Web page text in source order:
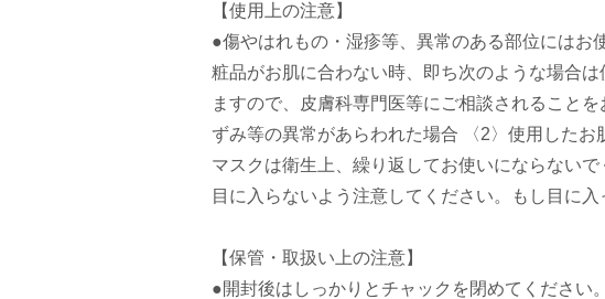
【使用上の注意】
●傷やはれもの・湿疹等、異常のある部位には
粧品がお肌に合わない時、即ち次のような場合
ますので、皮膚科専門医等にご相談されること
ずみ等の異常があらわれた場合 〈2〉使用した
マスクは衛生上、繰り返してお使いにならない
目に入らないよう注意してください。もし目に
【保管・取扱い上の注意】
●開封後はしっかりとチャックを閉めてください